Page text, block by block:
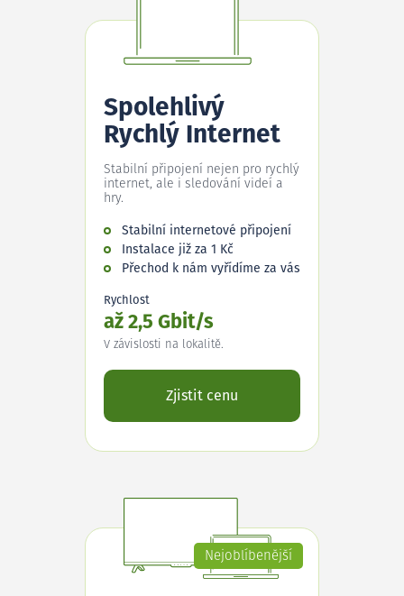
Spolehlivý
Rychlý Internet
Stabilní připojení nejen pro rychlý
internet, ale i sledování videí a
hry.
Stabilní internetové připojení
Instalace již za 1 Kč
Přechod k nám vyřídíme za vás
Rychlost
až 2,5 Gbit/s
V závislosti na lokalitě.
Zjistit cenu
Nejoblíbenější